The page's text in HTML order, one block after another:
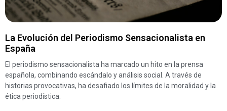
La Evolución del Periodismo Sensacionalista en
España
El periodismo sensacionalista ha marcado un hito en la prensa
española, combinando escándalo y análisis social. A través de
historias provocativas, ha desafiado los límites de la moralidad y la
ética periodística.